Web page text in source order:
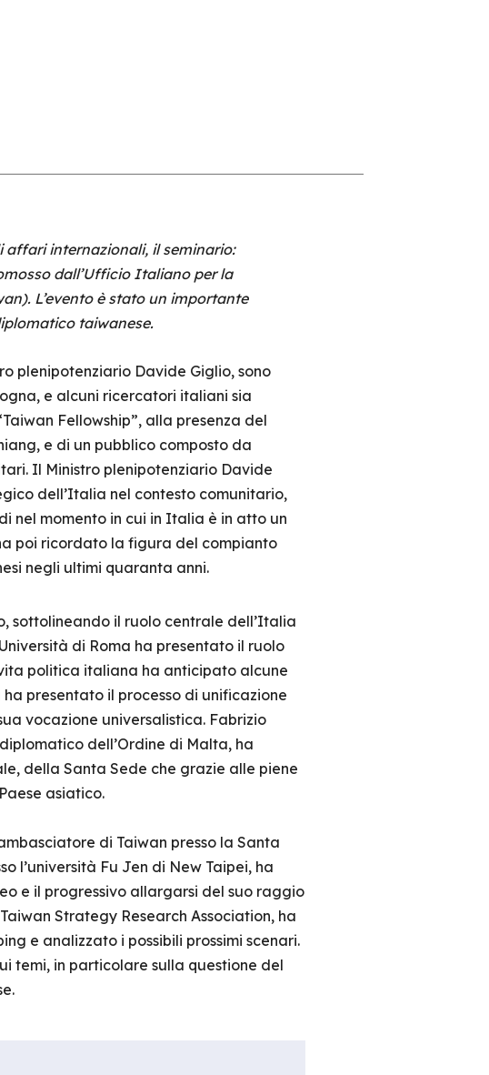
affari internazionali, il seminario:
dall’Ufficio Italiano per la
L’evento è stato un importante
taiwanese.
plenipotenziario Davide Giglio, sono
e alcuni ricercatori italiani sia
Fellowship”, alla presenza del
e di un pubblico composto da
Il Ministro plenipotenziario Davide
dell’Italia nel contesto comunitario,
nel momento in cui in Italia è in atto un
poi ricordato la figura del compianto
negli ultimi quaranta anni.
sottolineando il ruolo centrale dell’Italia
di Roma ha presentato il ruolo
politica italiana ha anticipato alcune
presentato il processo di unificazione
vocazione universalistica. Fabrizio
dell’Ordine di Malta, ha
della Santa Sede che grazie alle piene
asiatico.
di Taiwan presso la Santa
l’università Fu Jen di New Taipei, ha
e il progressivo allargarsi del suo raggio
Strategy Research Association, ha
e analizzato i possibili prossimi scenari.
temi, in particolare sulla questione del